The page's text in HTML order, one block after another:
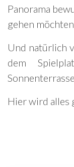
Panorama
gehen
Und natürlich
dem
Hier wird alles